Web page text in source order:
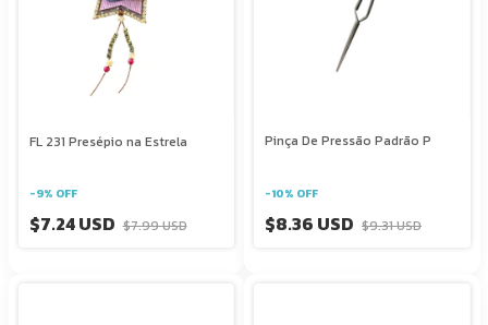
FL 231 Presépio na Estrela
-9% OFF
$7.24 USD $7.99 USD
Pinça De Pressão Padrão P
-10% OFF
$8.36 USD $9.31 USD